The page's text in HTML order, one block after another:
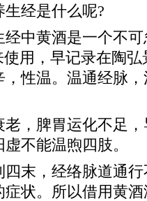
经是什么呢?
中黄酒是一个不可
用，早记录在陶
性温。温通经脉
，脾胃运化不足，
不能温煦四肢。
末，经络脉道通行
状。所以借用黄